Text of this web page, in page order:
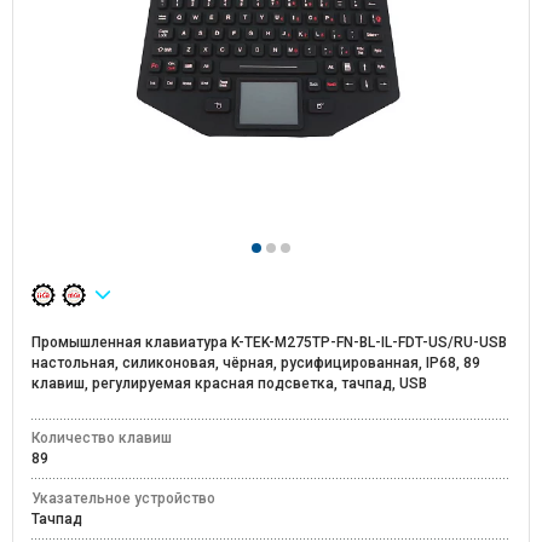
Промышленная клавиатура K-TEK-M275TP-FN-BL-IL-FDT-US/RU-USB
настольная, силиконовая, чёрная, русифицированная, IP68, 89
клавиш, регулируемая красная подсветка, тачпад, USB
Количество клавиш
89
Указательное устройство
Тачпад